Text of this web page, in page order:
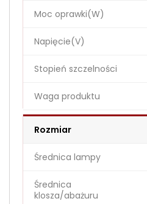
Moc oprawki(W)
Napięcie(V)
Stopień szczelności
Waga produktu
Rozmiar
Średnica lampy
Średnica
klosza/abażuru